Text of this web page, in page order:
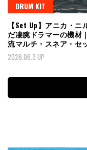
DRUM KIT
【Set Up】アニカ・
だ凄腕ドラマーの機材
流マルチ・スネア・セ
2026.06.3 UP